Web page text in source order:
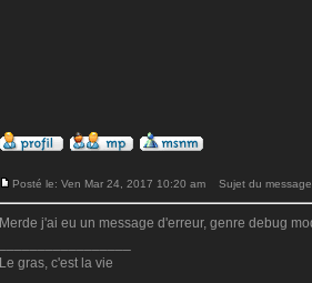
Posté le: Ven Mar 24, 2017 10:20 am Sujet du
Merde j'ai eu un message d'erreur, genre debug
Le gras, c'est la vie